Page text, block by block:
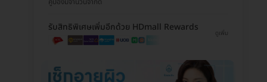
รับสิทธิพิเศษเพิ่มอีกด้วย HDmall Rewards
ดูเพิ่ม